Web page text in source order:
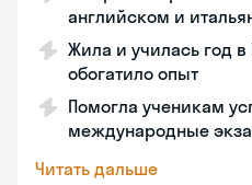
английском и
Жила и училась год в
обогатило опыт
Помогла ученикам
международные
Читать дальше